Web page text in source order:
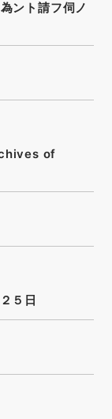
ント請フ伺ノ
of
５日